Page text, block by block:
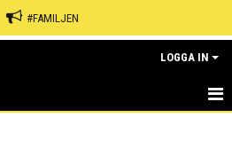
#FAMILJEN
LOGGA IN